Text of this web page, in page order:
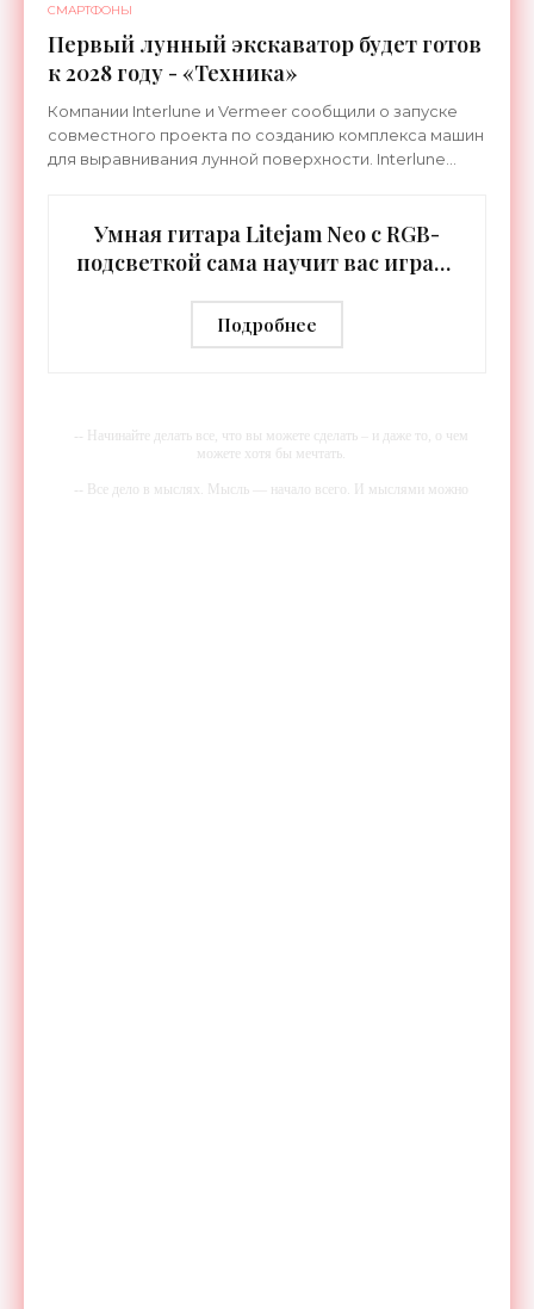
СМАРТФОНЫ
Первый лунный экскаватор будет готов
к 2028 году - «Техника»
Компании Interlune и Vermeer сообщили о запуске
совместного проекта по созданию комплекса машин
для выравнивания лунной поверхности. Interlune
Умная гитара Litejam Neo с RGB-
подсветкой сама научит вас играть
Подробнее
-- Начинайте делать все, что вы можете сделать – и даже то, о чем
можете хотя бы мечтать.
-- Все дело в мыслях. Мысль — начало всего. И мыслями можно